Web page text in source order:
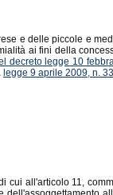
e delle piccole e
ai fini della
decreto legge 10
legge 9 aprile 2009, n. 33
all'articolo 11,